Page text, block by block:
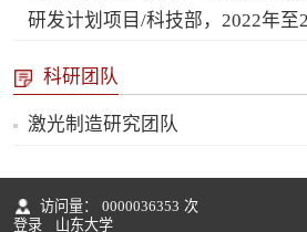
研发计划项目/科技部，2022年至
科研团队
激光制造研究团队
访问量： 0000036353 次
登录
山东大学